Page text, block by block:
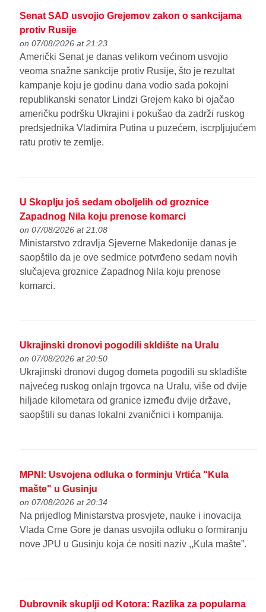
Senat SAD usvojio Grejemov zakon o sankcijama
protiv Rusije
on 07/08/2026 at 21:23
Američki Senat je danas velikom većinom usvojio
veoma snažne sankcije protiv Rusije, što je rezultat
kampanje koju je godinu dana vodio sada pokojni
republikanski senator Lindzi Grejem kako bi ojačao
američku podršku Ukrajini i pokušao da zadrži ruskog
predsjednika Vladimira Putina u puzećem, iscrpljujućem
ratu protiv te zemlje.
U Skoplju još sedam oboljelih od groznice
Zapadnog Nila koju prenose komarci
on 07/08/2026 at 21:08
Ministarstvo zdravlja Sjeverne Makedonije danas je
saopštilo da je ove sedmice potvrđeno sedam novih
slučajeva groznice Zapadnog Nila koju prenose
komarci.
Ukrajinski dronovi pogodili skldište na Uralu
on 07/08/2026 at 20:50
Ukrajinski dronovi dugog dometa pogodili su skladište
najvećeg ruskog onlajn trgovca na Uralu, više od dvije
hiljade kilometara od granice između dvije države,
saopštili su danas lokalni zvaničnici i kompanija.
MPNI: Usvojena odluka o forminju Vrtića "Kula
mašte" u Gusinju
on 07/08/2026 at 20:34
Na prijedlog Ministarstva prosvjete, nauke i inovacija
Vlada Crne Gore je danas usvojila odluku o formiranju
nove JPU u Gusinju koja će nositi naziv ,,Kula mašte”.
Dubrovnik skuplji od Kotora: Razlika za popularna